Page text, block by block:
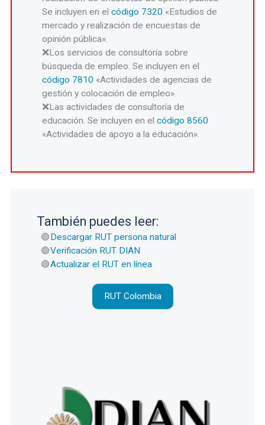
Se incluyen en elcódigo 7320 «Estudios de
mercado y realización de encuestas de
opinión pública».
Los servicios de consultoría sobre
búsqueda de empleo. Se incluyen en el
código 7810 «Actividades de agencias de
gestión y colocación de empleo».
Las actividades de consultoría de
educación. Se incluyen en elcódigo 8560
«Actividades de apoyo a la educación».
También puedes leer:
Descargar RUT persona natural
Verificación RUT DIAN
Actualizar el RUT en línea
RUT Colombia